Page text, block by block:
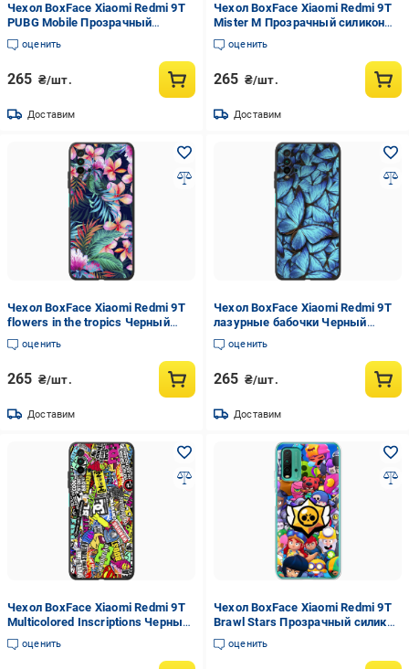
Чехол BoxFace Xiaomi Redmi 9T
PUBG Mobile Прозрачный
силикон (41685-up2309-41685)
оценить
265 ₴/шт.
Доставим
Чехол BoxFace Xiaomi Redmi 9T
Mister M Прозрачный силикон
(41685-cc58-41685)
оценить
265 ₴/шт.
Доставим
Чехол BoxFace Xiaomi Redmi 9T
flowers in the tropics Черный
силикон (41685-up1971-42106)
оценить
265 ₴/шт.
Доставим
Чехол BoxFace Xiaomi Redmi 9T
лазурные бабочки Черный
силикон (41685-up1550-42106)
оценить
265 ₴/шт.
Доставим
Чехол BoxFace Xiaomi Redmi 9T
Multicolored Inscriptions Черный
силикон (41685-up880-42106)
оценить
Чехол BoxFace Xiaomi Redmi 9T
Brawl Stars Прозрачный силикон
(41685-up2389-41685)
оценить